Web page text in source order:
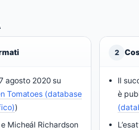
agosto 2020 su
Tomatoes (database
)
Micheál Richardson
2
Il
è